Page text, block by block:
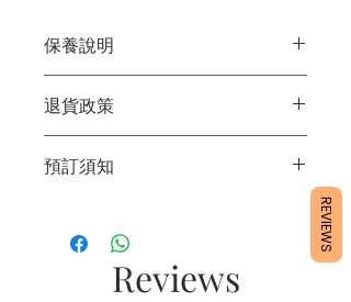
保養說明
度。
2/運送時避免大力搖晃。
3/最佳保存期：3日內食用完畢
退貨政策
作，不設退換。
預訂須知
定日期取貨請提早10-14天前落單🤗2/
下單後24小時內會有專人電郵確認訂單
3/ 取貨時需要出示確認訊息 或 訂單編
Reviews
REVIEWS